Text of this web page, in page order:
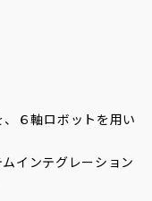
６軸ロボットを用い
インテグレーション